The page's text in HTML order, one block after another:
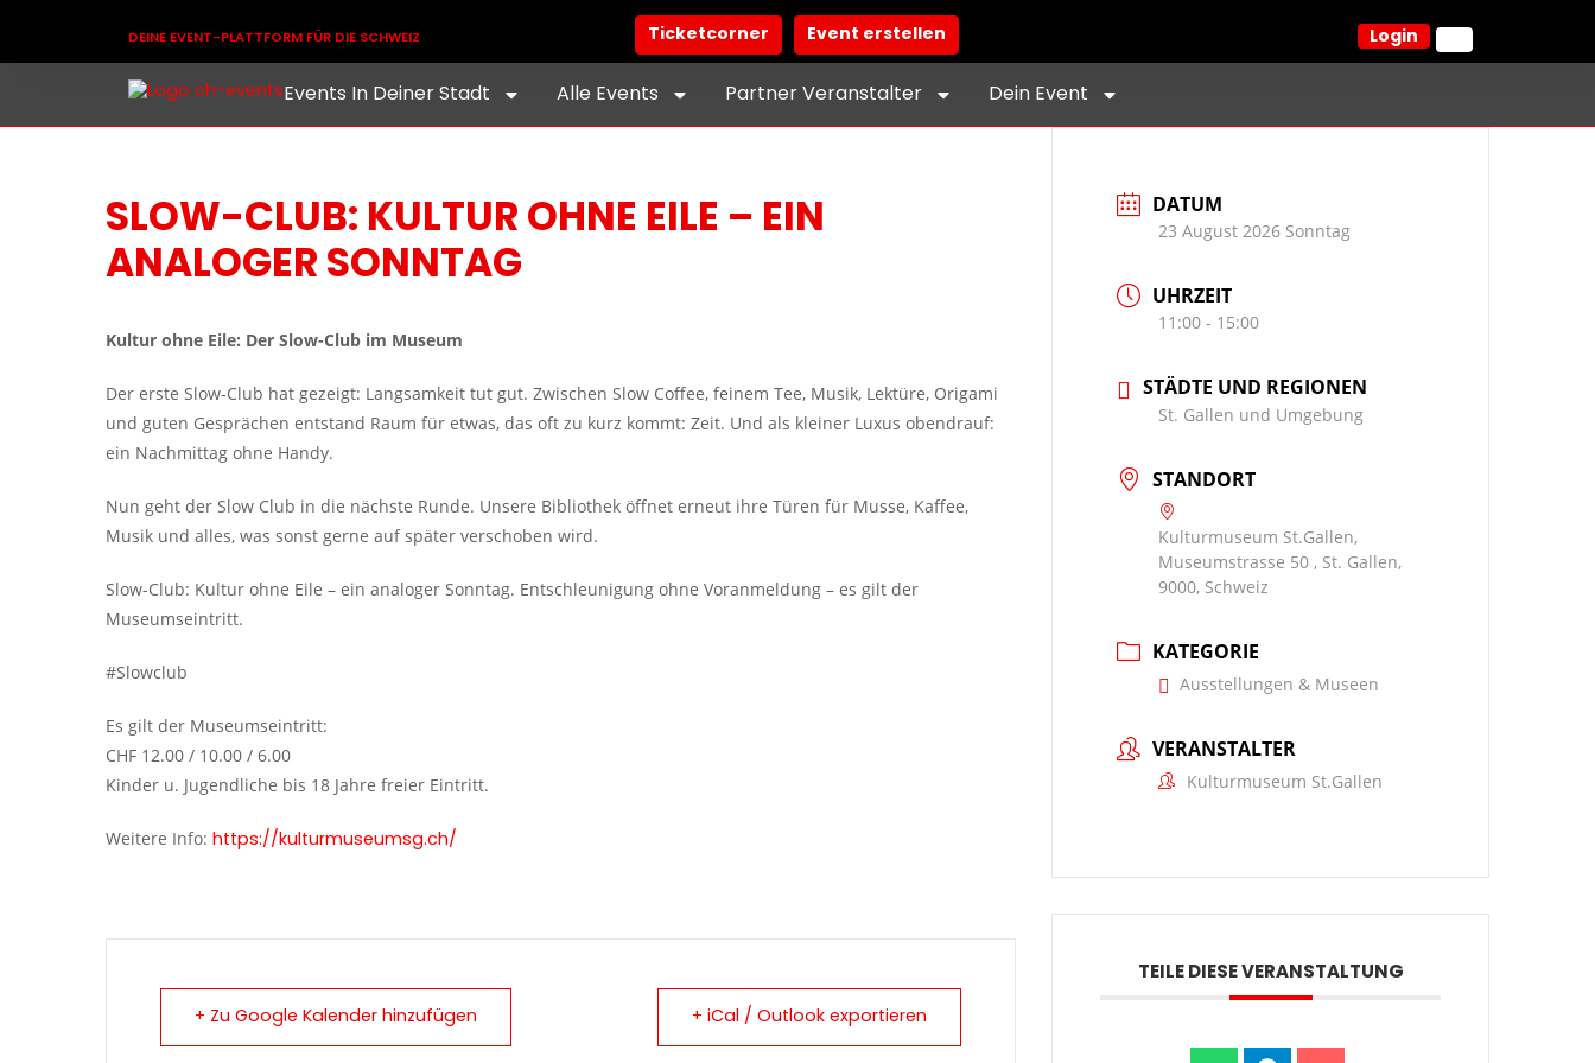
DEINE EVENT-PLATTFORM FÜR DIE SCHWEIZ Ticketcorner Event erstellen Login
Events In Deiner Stadt Alle Events Partner Veranstalter Dein Event
SLOW-CLUB: KULTUR OHNE EILE – EIN
ANALOGER SONNTAG
Kultur ohne Eile: Der Slow-Club im Museum
Der erste Slow-Club hat gezeigt: Langsamkeit tut gut. Zwischen Slow Coffee, feinem Tee, Musik, Lektüre, Origami
und guten Gesprächen entstand Raum für etwas, das oft zu kurz kommt: Zeit. Und als kleiner Luxus obendrauf:
ein Nachmittag ohne Handy.
Nun geht der Slow Club in die nächste Runde. Unsere Bibliothek öffnet erneut ihre Türen für Musse, Kaffee,
Musik und alles, was sonst gerne auf später verschoben wird.
Slow-Club: Kultur ohne Eile – ein analoger Sonntag. Entschleunigung ohne Voranmeldung – es gilt der
Museumseintritt.
#Slowclub
Es gilt der Museumseintritt:
CHF 12.00 / 10.00 / 6.00
Kinder u. Jugendliche bis 18 Jahre freier Eintritt.
Weitere Info: https://kulturmuseumsg.ch/
+ Zu Google Kalender hinzufügen + iCal / Outlook exportieren
DATUM
23 August 2026 Sonntag
UHRZEIT
11:00 - 15:00
STÄDTE UND REGIONEN
St. Gallen und Umgebung
STANDORT
Kulturmuseum St.Gallen,
Museumstrasse 50 , St. Gallen,
9000, Schweiz
KATEGORIE
Ausstellungen & Museen
VERANSTALTER
Kulturmuseum St.Gallen
TEILE DIESE VERANSTALTUNG